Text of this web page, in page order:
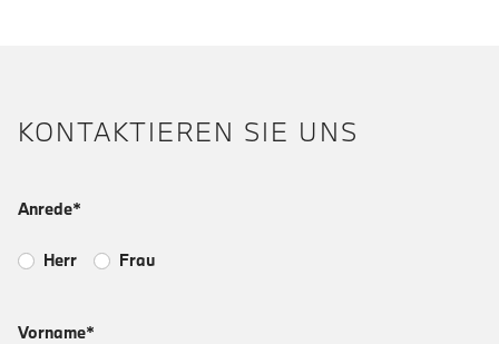
KONTAKTIEREN SIE UNS
Anrede*
Herr Frau
Vorname*